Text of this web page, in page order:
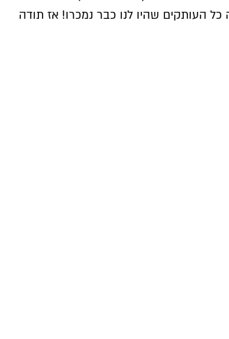
העותקים שהיו לנו כבר נמכרו! אז תודה